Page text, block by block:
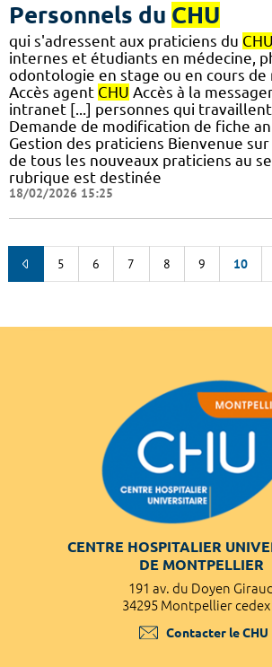
Personnels du CHU
qui s'adressent aux praticiens du CHU
internes et étudiants en médecine,
odontologie en stage ou en cours de
Accès agent CHU Accès à la
intranet [...] personnes qui
Demande de modification de fiche
Gestion des praticiens Bienvenue
de tous les nouveaux praticiens au
rubrique est destinée
18/02/2026 15:25
5 6 7 8 9 10
CENTRE HOSPITALIER
DE MONTPELLIER
191 av. du Doyen Giraud
34295 Montpellier cedex
Contacter le CHU